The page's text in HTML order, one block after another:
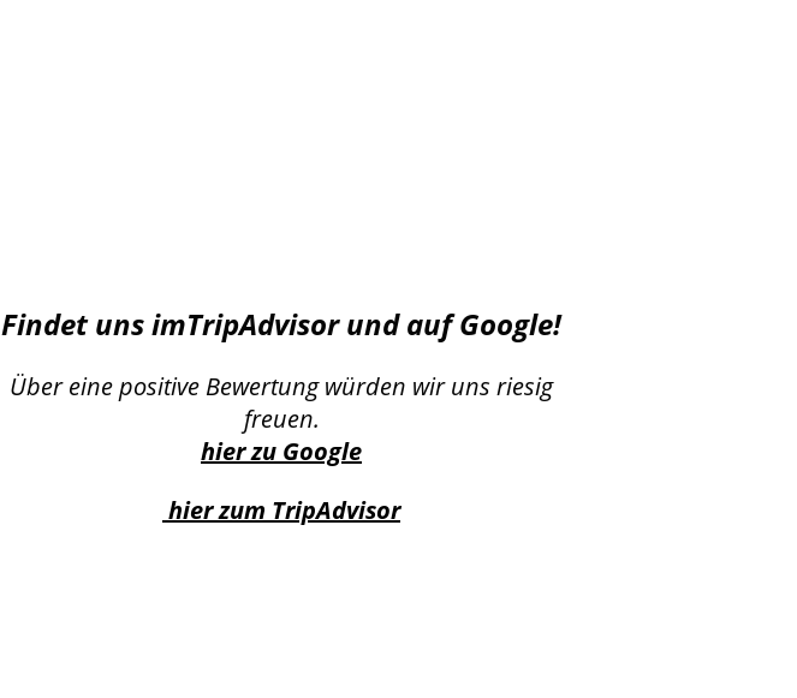
Findet uns imTripAdvisor und auf Google!
Über eine positive Bewertung würden wir uns riesig
freuen.
hier zu Google
hier zum TripAdvisor